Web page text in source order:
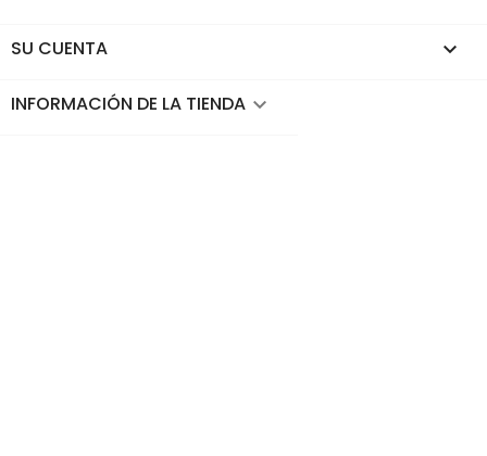
SU CUENTA 
INFORMACIÓN DE LA TIENDA keyboard_arrow_down